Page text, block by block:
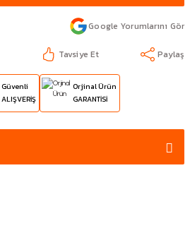
Google Yorumlarını Gör
Tavsiye Et Paylaş
Güvenli
ALIŞVERİŞ
Orjinal Ürün
GARANTİSİ